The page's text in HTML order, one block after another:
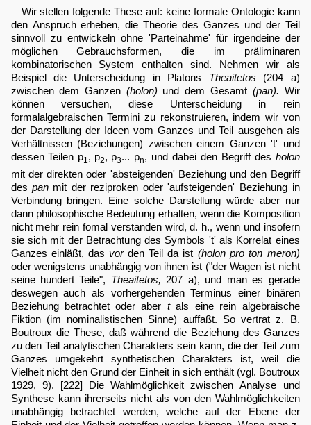
Wir stellen folgende These auf: keine formale Ontologie kann
den Anspruch erheben, die Theorie des Ganzes und der Teil
sinnvoll zu entwickeln ohne 'Parteinahme' für irgendeine der
möglichen Gebrauchsformen, die im präliminaren
kombinatorischen System enthalten sind. Nehmen wir als
Beispiel die Unterscheidung in Platons Theaitetos (204 a)
zwischen dem Ganzen (holon) und dem Gesamt (pan). Wir
können versuchen, diese Unterscheidung in rein
formalalgebraischen Termini zu rekonstruieren, indem wir von
der Darstellung der Ideen vom Ganzes und Teil ausgehen als
Verhältnissen (Beziehungen) zwischen einem Ganzen 't' und
dessen Teilen p1 , p2, p3... pn, und dabei den Begriff des holon
mit der direkten oder 'absteigenden' Beziehung und den Begriff
des panmit der reziproken oder 'aufsteigenden' Beziehung in
Verbindung bringen. Eine solche Darstellung würde aber nur
dann philosophische Bedeutung erhalten, wenn die Komposition
nicht mehr rein fomal verstanden wird, d. h., wenn und insofern
sie sich mit der Betrachtung des Symbols 't' als Korrelat eines
Ganzes einläßt, das vorden Teil da ist (holon pro ton meron)
oder wenigstens unabhängig von ihnen ist ("der Wagen ist nicht
seine hundert Teile", Theaitetos, 207 a), und man es gerade
deswegen auch als vorhergehenden Terminus einer binären
Beziehung betrachtet oder aber tals eine rein algebraische
Fiktion (im nominalistischen Sinne) auffaßt. So vertrat z. B.
Boutroux die These, daß während die Beziehung des Ganzes
zu den Teil analytischen Charakters sein kann, die der Teil zum
Ganzes umgekehrt synthetischen Charakters ist, weil die
Vielheit nicht den Grund der Einheit in sich enthält (vgl. Boutroux
1929, 9). [222] Die Wahlmöglichkeit zwischen Analyse und
Synthese kann ihrerseits nicht als von den Wahlmöglichkeiten
unabhängig betrachtet werden, welche auf der Ebene der